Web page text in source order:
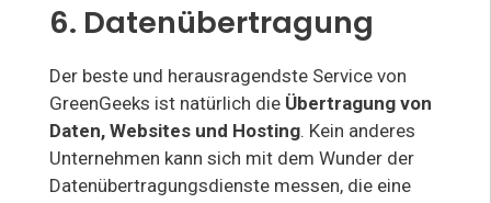
6. Datenübertragung
Der beste und herausragendste Service von
GreenGeeks ist natürlich die Übertragung von
Daten, Websites und Hosting. Kein anderes
Unternehmen kann sich mit dem Wunder der
Datenübertragungsdienste messen, die eine